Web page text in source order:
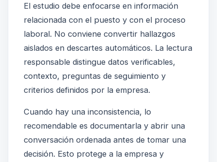
El estudio debe enfocarse en información
relacionada con el puesto y con el proceso
laboral. No conviene convertir hallazgos
aislados en descartes automáticos. La lectura
responsable distingue datos verificables,
contexto, preguntas de seguimiento y
criterios definidos por la empresa.
Cuando hay una inconsistencia, lo
recomendable es documentarla y abrir una
conversación ordenada antes de tomar una
decisión. Esto protege a la empresa y